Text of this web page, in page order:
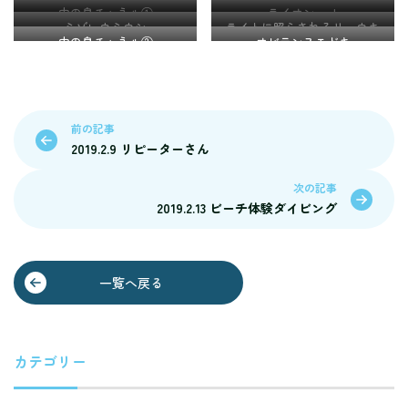
中の島チャネル①
ライオンrock
ミゾレウミウシ
ライトに照らされるリュウキ
ュウハタンポ
中の島チャネル② オビテンスモドキ
前の記事
2019.2.9 リピーターさん
次の記事
2019.2.13 ビーチ体験ダイビング
一覧へ戻る
カテゴリー